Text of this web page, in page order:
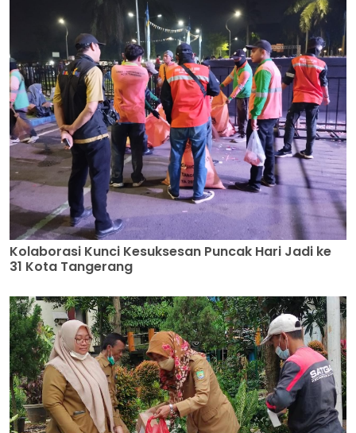
Kolaborasi Kunci Kesuksesan Puncak Hari Jadi ke
31 Kota Tangerang